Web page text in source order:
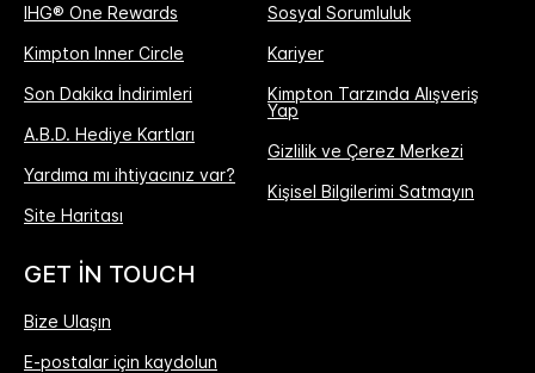
IHG® One Rewards
Kimpton Inner Circle
Son Dakika İndirimleri
A.B.D. Hediye Kartları
Yardıma mı ihtiyacınız var?
Site Haritası
Sosyal Sorumluluk
Kariyer
Kimpton Tarzında Alışveriş
Yap
Gizlilik ve Çerez Merkezi
Kişisel Bilgilerimi Satmayın
GET IN TOUCH
Bize Ulaşın
E-postalar için kaydolun